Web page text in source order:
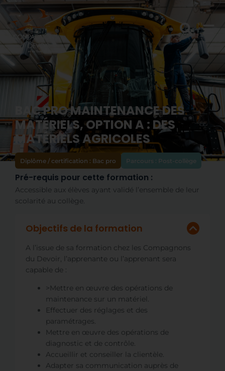
BAC PRO MAINTENANCE DES
MATÉRIELS, OPTION A : DES
MATÉRIELS AGRICOLES
Diplôme / certification : Bac pro Parcours : Post-collège
Pré-requis pour cette formation :
Accessible aux élèves ayant validé l’ensemble de leur
scolarité au collège.
Objectifs de la formation
A l’issue de sa formation chez les Compagnons
du Devoir, l’apprenante ou l’apprenant sera
capable de :
>Mettre en œuvre des opérations de
maintenance sur un matériel.
Effectuer des réglages et des
paramétrages.
Mettre en œuvre des opérations de
diagnostic et de contrôle.
Accueillir et conseiller la clientèle.
Adapter sa communication auprès de